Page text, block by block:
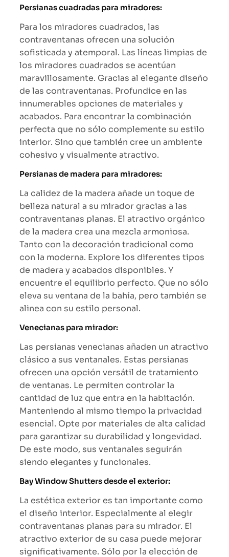
Persianas cuadradas para miradores:
Para los miradores cuadrados, las
contraventanas ofrecen una solución
sofisticada y atemporal. Las líneas limpias de
los miradores cuadrados se acentúan
maravillosamente. Gracias al elegante diseño
de las contraventanas. Profundice en las
innumerables opciones de materiales y
acabados. Para encontrar la combinación
perfecta que no sólo complemente su estilo
interior. Sino que también cree un ambiente
cohesivo y visualmente atractivo.
Persianas de madera para miradores:
La calidez de la madera añade un toque de
belleza natural a su mirador gracias a las
contraventanas planas. El atractivo orgánico
de la madera crea una mezcla armoniosa.
Tanto con la decoración tradicional como
con la moderna. Explore los diferentes tipos
de madera y acabados disponibles. Y
encuentre el equilibrio perfecto. Que no sólo
eleva su ventana de la bahía, pero también se
alinea con su estilo personal.
Venecianas para mirador:
Las persianas venecianas añaden un atractivo
clásico a sus ventanales. Estas persianas
ofrecen una opción versátil de tratamiento
de ventanas. Le permiten controlar la
cantidad de luz que entra en la habitación.
Manteniendo al mismo tiempo la privacidad
esencial. Opte por materiales de alta calidad
para garantizar su durabilidad y longevidad.
De este modo, sus ventanales seguirán
siendo elegantes y funcionales.
Bay Window Shutters desde el exterior:
La estética exterior es tan importante como
el diseño interior. Especialmente al elegir
contraventanas planas para su mirador. El
atractivo exterior de su casa puede mejorar
significativamente. Sólo por la elección de